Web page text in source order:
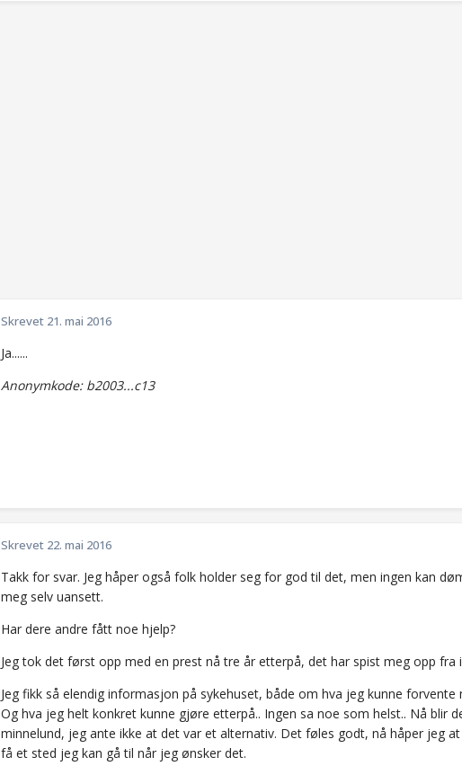
Skrevet 21. mai 2016
Ja......
Anonymkode: b2003...c13
Skrevet 22. mai 2016
Takk for svar. Jeg håper også folk holder seg for god til det, men ingen kan
meg selv uansett.
Har dere andre fått noe hjelp?
Jeg tok det først opp med en prest nå tre år etterpå, det har spist meg opp fra
Jeg fikk så elendig informasjon på sykehuset, både om hva jeg kunne
Og hva jeg helt konkret kunne gjøre etterpå.. Ingen sa noe som helst.. Nå blir
minnelund, jeg ante ikke at det var et alternativ. Det føles godt, nå håper jeg
få et sted jeg kan gå til når jeg ønsker det.